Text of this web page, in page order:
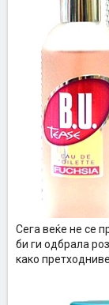
Сега веќе не се
би ги одбрала
како